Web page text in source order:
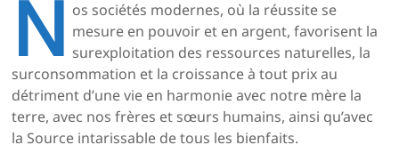
N os sociétés modernes, où la réussite se
mesure en pouvoir et en argent, favorisent la
surexploitation des ressources naturelles, la
surconsommation et la croissance à tout prix au
détriment d’une vie en harmonie avec notre mère la
terre, avec nos frères et sœurs humains, ainsi qu’avec
la Source intarissable de tous les bienfaits.